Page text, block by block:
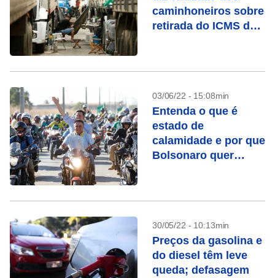
caminhoneiros sobre
retirada do ICMS dos
03/06/22 - 15:08min
Entenda o que é
estado de
calamidade e por que
Bolsonaro quer
30/05/22 - 10:13min
Preços da gasolina e
do diesel têm leve
queda; defasagem